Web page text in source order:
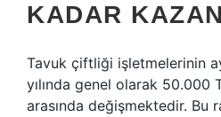
KADAR
Tavuk çiftliği işletmelerinin
yılında genel olarak 50.000
arasında değişmektedir. Bu